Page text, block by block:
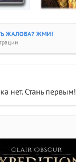
ЖАЛОБА? ЖМИ!
нет. Стань первым!